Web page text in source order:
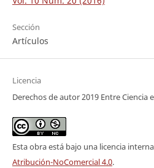
Sección
Artículos
Licencia
Derechos de autor 2019 Entre Ciencia
Esta obra está bajo una licencia
Atribución-NoComercial 4.0.